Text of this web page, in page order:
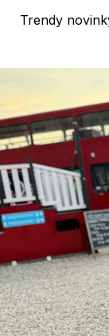
Trendy